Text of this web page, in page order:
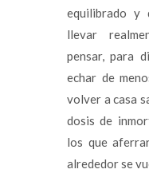
equilibrado y
llevar
pensar, para
echar de
volver a casa
dosis de
los que
alrededor se